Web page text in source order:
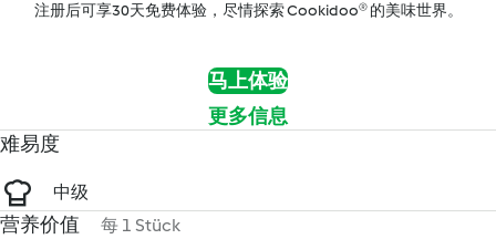
注册后可享30天免费体验，尽情探索 Cookidoo® 的美味世界。
马上体验
更多信息
难易度
中级
营养价值 每 1 Stück